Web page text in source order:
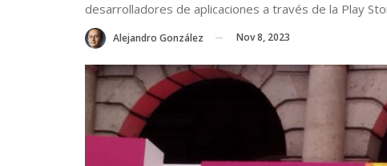
desarrolladores de aplicaciones a través de la Play
Alejandro González Nov 8, 2023